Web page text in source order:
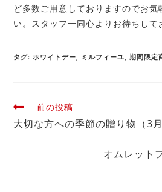
ど多数ご用意しておりますのでお気
い。スタッフ一同心よりお待ちして
タグ: ホワイトデー ミルフィーユ 期間限定
前の投稿
大切な方への季節の贈り物（3月
オムレット